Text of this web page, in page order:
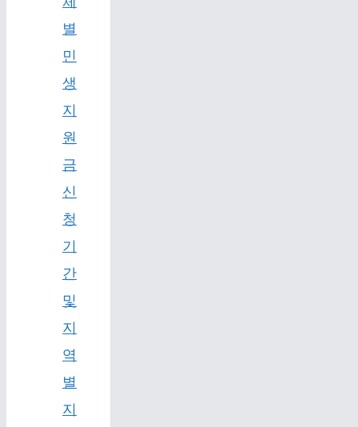
별
민
생
지
원
금
신
청
기
간
및
지
역
별
지